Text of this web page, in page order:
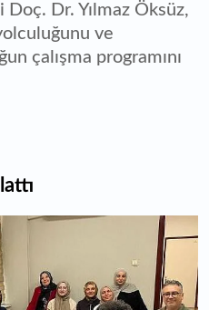
Dr. Yılmaz Öksüz,
ve
çalışma programını